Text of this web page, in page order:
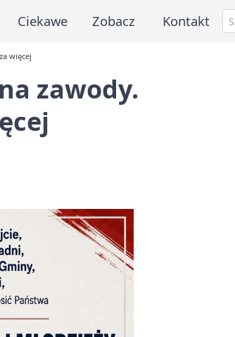
Ciekawe Zobacz Kontakt
więcej
zawody.